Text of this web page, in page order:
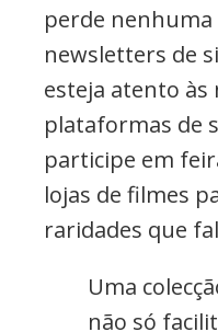
perde nenhuma
newsletters de
esteja atento às
plataformas de
participe em
lojas de filmes
raridades que
Uma
não só